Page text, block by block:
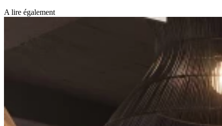
A lire également